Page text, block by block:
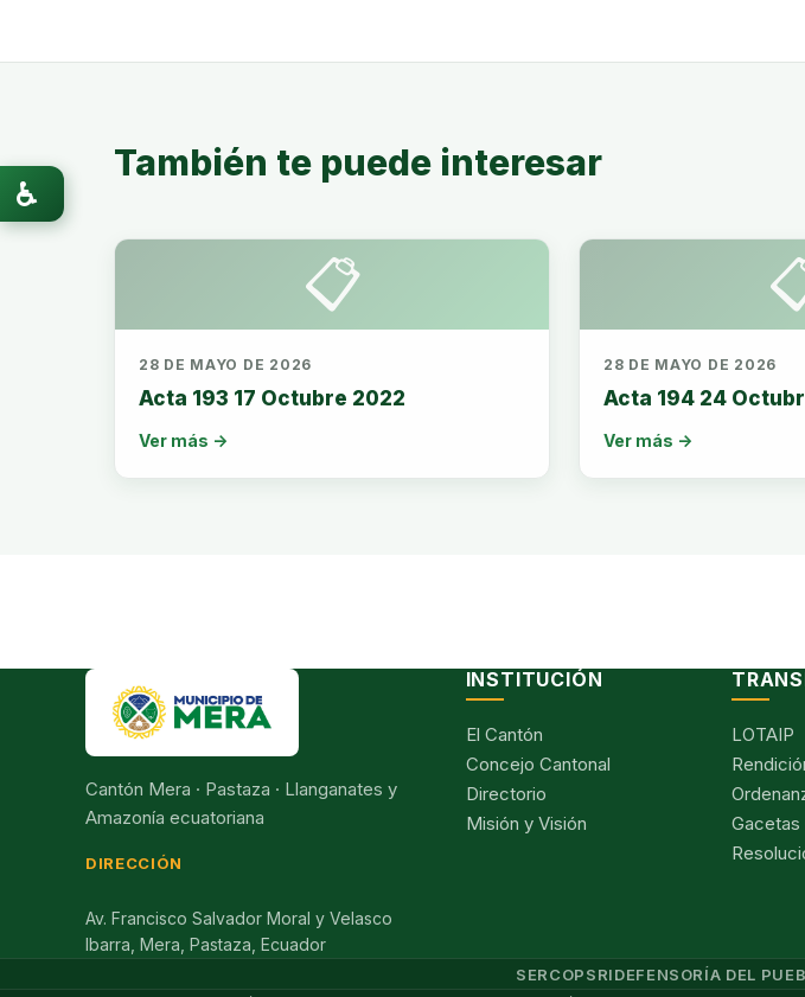
También te puede interesar
📋
28 DE MAYO DE 2026
Acta 193 17 Octubre 2022
Ver más →
28 DE MAYO DE 2026
Acta 194 24
Ver más →
Cantón Mera · Pastaza · Llanganates y
Amazonía ecuatoriana
DIRECCIÓN
Av. Francisco Salvador Moral y Velasco
Ibarra, Mera, Pastaza, Ecuador
INSTITUCIÓN
El Cantón
Concejo Cantonal
Directorio
Misión y Visión
LOTAIP
Gacetas
SERCOPSRIDEFENSORÍA DEL
♿